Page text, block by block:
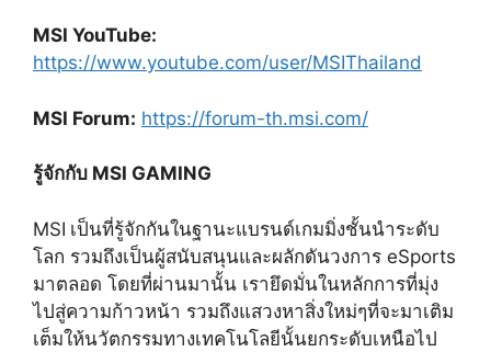
MSI YouTube:
https://www.youtube.com/user/MSIThailand
MSI Forum: https://forum-th.msi.com/
รู้จักกับ MSI GAMING
MSI เป็นที่รู้จักกันในฐานะแบรนด์เกมมิ่งชั้นนำระดับ
โลก รวมถึงเป็นผู้สนับสนุนและผลักดันวงการ eSports
มาตลอด โดยที่ผ่านมานั้น เรายึดมั่นในหลักการที่มุ่ง
ไปสู่ความก้าวหน้า รวมถึงแสวงหาสิ่งใหม่ๆที่จะมาเติม
เต็มให้นวัตกรรมทางเทคโนโลยีนั้นยกระดับเหนือไป